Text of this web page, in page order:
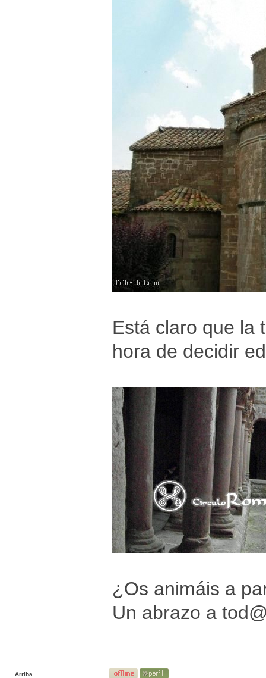
Está claro que la
hora de decidir
¿Os animáis a
Un abrazo a
Arriba